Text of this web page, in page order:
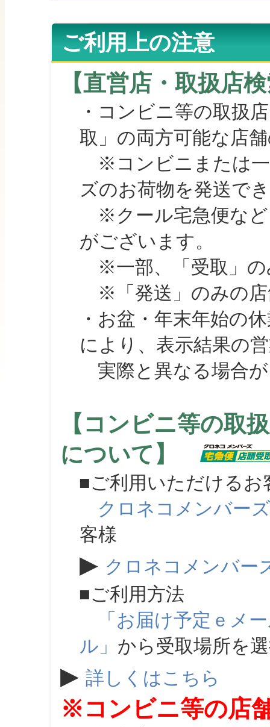
ご利用上の注意
【直営店・取扱店
・コンビニ等の取扱
取」の両方可能な店
※コンビニまたは一
ズのお荷物を発送で
※クール宅急便など
がございます。
※一部、「受取」の
※「発送」のみの店
・お盆・年末年始の
により、表示結果の
実際と異なる場合が
【コンビニ等の取
について】
■ご利用いただけるお
クロネコメンバーズ
客様
▶ クロネコメンバー
■ご利用方法
「お届け予定ｅメ
ル」 から受取場所を
▶ 詳しくはこちら
※コンビニ等の店